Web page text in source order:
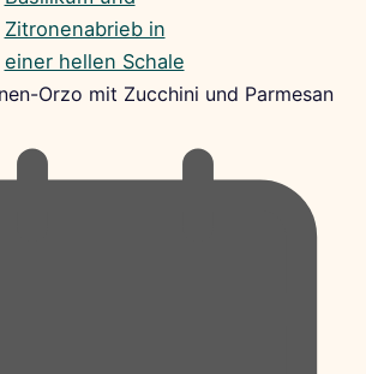
Orzo mit Zucchini und Parmesan